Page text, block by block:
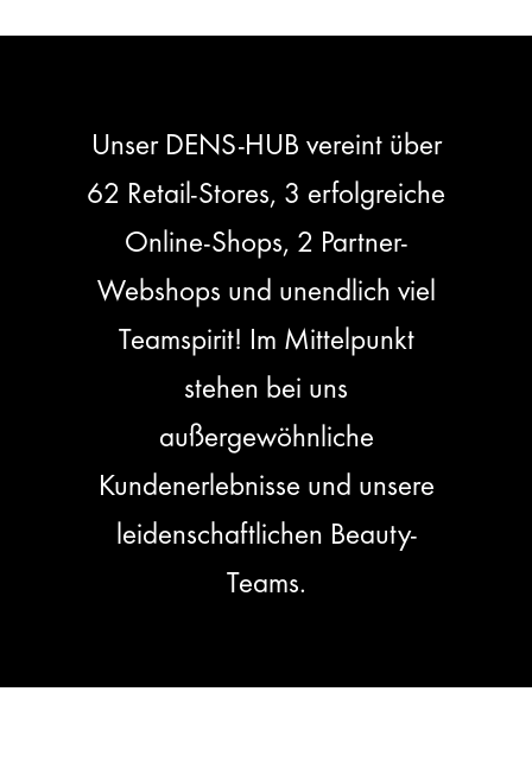
Unser DENS-HUB vereint über
62 Retail-Stores, 3 erfolgreiche
Online-Shops, 2 Partner-
Webshops und unendlich viel
Teamspirit! Im Mittelpunkt
stehen bei uns
außergewöhnliche
Kundenerlebnisse und unsere
leidenschaftlichen Beauty-
Teams.